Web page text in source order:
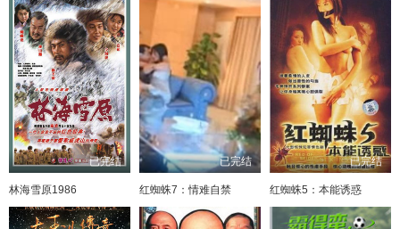
已完结
林海雪原1986
已完结
红蜘蛛7：情难自禁
已完结
红蜘蛛5：本能诱惑